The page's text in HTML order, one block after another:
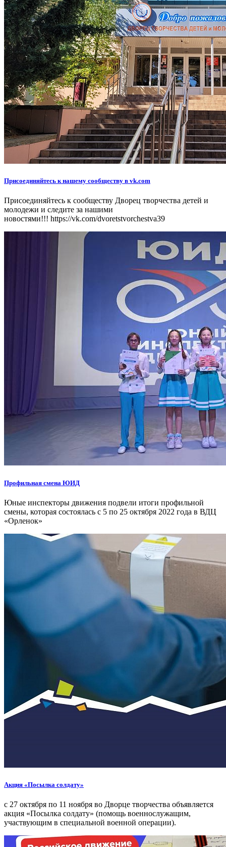
Присоединяйтесь к нашему сообществу в vk.com
Присоединяйтесь к сообществу Дворец творчества детей и
молодежи и следите за нашими
новостями!!! https://vk.com/dvoretstvorchestva39
Профильная смена ЮИД
Юные инспекторы движения подвели итоги профильной
смены, которая состоялась с 5 по 25 октября 2022 года в ВДЦ
«Орленок»
Акция «Посылка солдату»
с 27 октября по 11 ноября во Дворце творчества объявляется
акция «Посылка солдату» (помощь военнослужащим,
участвующим в специальной военной операции).